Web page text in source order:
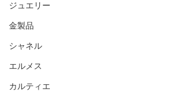
ジュエリー
金製品
シャネル
エルメス
カルティエ